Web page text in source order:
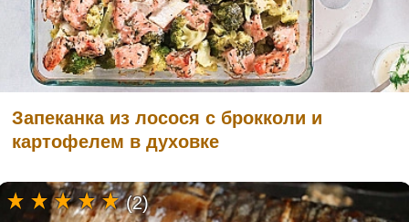
Запеканка из лосося с брокколи и
картофелем в духовке
(2)